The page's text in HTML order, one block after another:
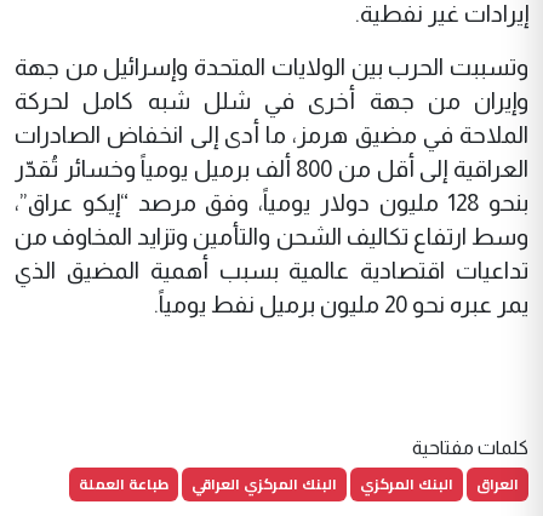
إيرادات غير نفطية.
وتسببت الحرب بين الولايات المتحدة وإسرائيل من جهة
وإيران من جهة أخرى في شلل شبه كامل لحركة
الملاحة في مضيق هرمز، ما أدى إلى انخفاض الصادرات
العراقية إلى أقل من 800 ألف برميل يومياً وخسائر تُقدّر
بنحو 128 مليون دولار يومياً، وفق مرصد “إيكو عراق”،
وسط ارتفاع تكاليف الشحن والتأمين وتزايد المخاوف من
تداعيات اقتصادية عالمية بسبب أهمية المضيق الذي
يمر عبره نحو 20 مليون برميل نفط يومياً.
كلمات مفتاحية
العراق البنك المركزي البنك المركزي العراقي طباعة العملة